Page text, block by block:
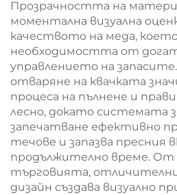
Прозрачността на
моментална визуална
качеството на меда,
необходимостта от
управлението на
отваряне на квачката
процеса на пълнене и
лесно, докато системата
запечатване ефективно
течове и запазва пресния
продължително време. От
търговията,
дизайн създава визуално